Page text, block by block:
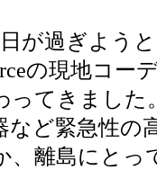
が過ぎよう
の現地コー
ってきました
など緊急性の
、離島にとっ